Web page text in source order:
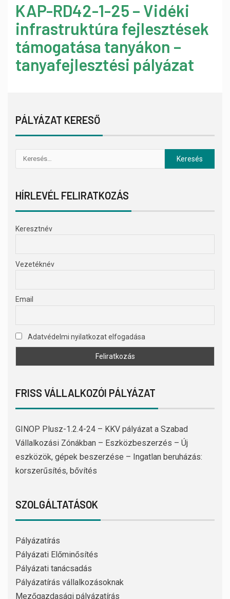
KAP-RD42-1-25 – Vidéki
infrastruktúra fejlesztések
támogatása tanyákon –
tanyafejlesztési pályázat
PÁLYÁZAT KERESŐ
HÍRLEVÉL FELIRATKOZÁS
Keresztnév
Vezetéknév
Email
Adatvédelmi nyilatkozat elfogadása
FRISS VÁLLALKOZÓI PÁLYÁZAT
GINOP Plusz-1.2.4-24 – KKV pályázat a Szabad
Vállalkozási Zónákban – Eszközbeszerzés – Új
eszközök, gépek beszerzése – Ingatlan beruházás:
korszerűsítés, bővítés
SZOLGÁLTATÁSOK
Pályázatírás
Pályázati Előminősítés
Pályázati tanácsadás
Pályázatírás vállalkozásoknak
Mezőgazdasági pályázatírás